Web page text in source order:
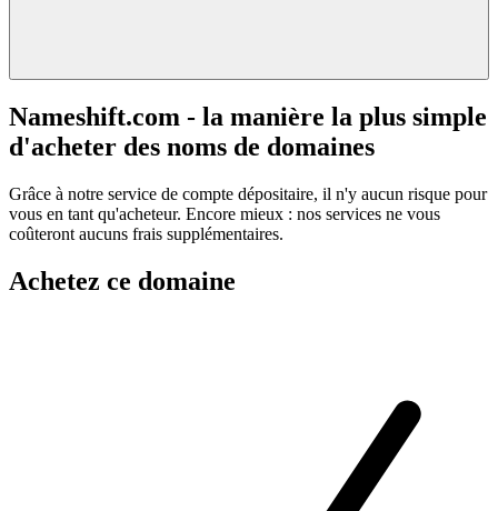
Nameshift.com - la manière la plus simple
d'acheter des noms de domaines
Grâce à notre service de compte dépositaire, il n'y aucun risque pour
vous en tant qu'acheteur. Encore mieux : nos services ne vous
coûteront aucuns frais supplémentaires.
Achetez ce domaine